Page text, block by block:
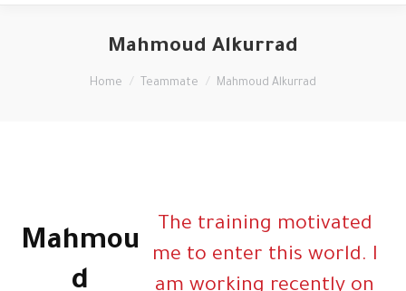
Mahmoud Alkurrad
You are here:
Home Teammate Mahmoud Alkurrad
Mahmou
d
The training motivated
me to enter this world. I